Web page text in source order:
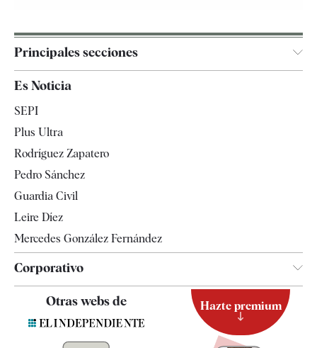
Principales secciones
España
Televisión
Es Noticia
SEPI
Plus Ultra
Rodríguez Zapatero
Pedro Sánchez
Guardia Civil
Leire Díez
Mercedes González Fernández
Corporativo
Contacto
Otras webs de Hazte premium